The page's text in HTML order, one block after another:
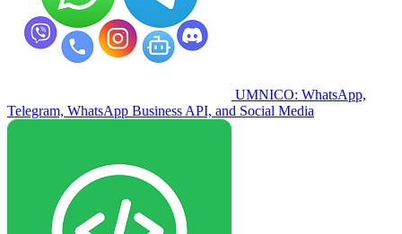
UMNICO: WhatsApp,
Telegram, WhatsApp Business API, and Social Media